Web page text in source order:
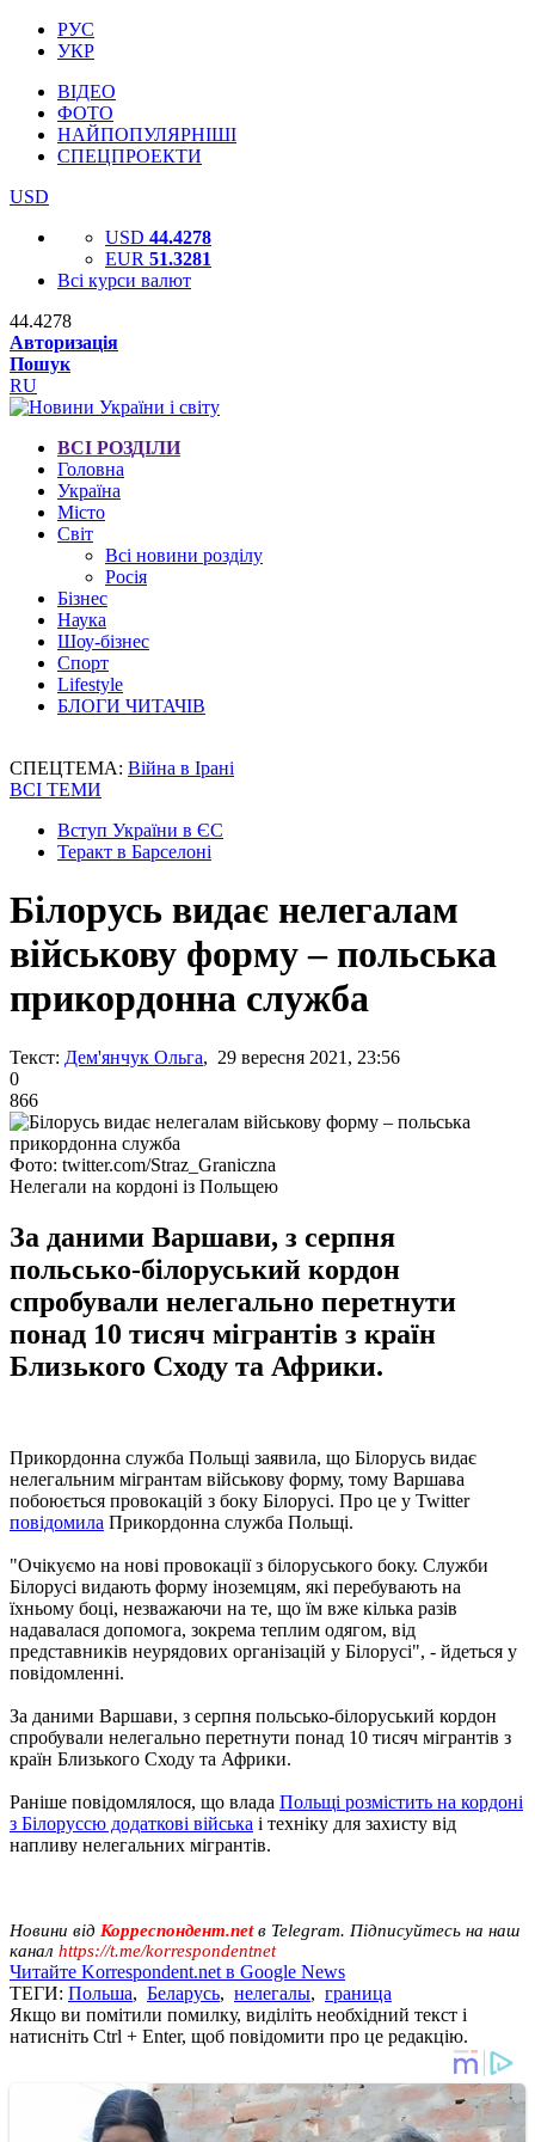
РУС
УКР
ВІДЕО
ФОТО
НАЙПОПУЛЯРНІШІ
СПЕЦПРОЕКТИ
USD
USD 44.4278
EUR 51.3281
Всі курси валют
44.4278
Авторизація
Пошук
RU
ВСІ РОЗДІЛИ
Головна
Україна
Місто
Світ
Всі новини розділу
Росія
Бізнес
Наука
Шоу-бізнес
Спорт
Lifestyle
БЛОГИ ЧИТАЧІВ
СПЕЦТЕМА: Війна в Ірані
ВСІ ТЕМИ
Вступ України в ЄС
Теракт в Барселоні
Білорусь видає нелегалам
військову форму – польська
прикордонна служба
Текст: Дем'янчук Ольга, 29 вересня 2021, 23:56
0
866
Фото: twitter.com/Straz_Graniczna
Нелегали на кордоні із Польщею
За даними Варшави, з серпня
польсько-білоруський кордон
спробували нелегально перетнути
понад 10 тисяч мігрантів з країн
Близького Сходу та Африки.
Прикордонна служба Польщі заявила, що Білорусь видає
нелегальним мігрантам військову форму, тому Варшава
побоюється провокацій з боку Білорусі. Про це у Twitter
повідомила Прикордонна служба Польщі.
"Очікуємо на нові провокації з білоруського боку. Служби
Білорусі видають форму іноземцям, які перебувають на
їхньому боці, незважаючи на те, що їм вже кілька разів
надавалася допомога, зокрема теплим одягом, від
представників неурядових організацій у Білорусі", - йдеться у
повідомленні.
За даними Варшави, з серпня польсько-білоруський кордон
спробували нелегально перетнути понад 10 тисяч мігрантів з
країн Близького Сходу та Африки.
Раніше повідомлялося, що влада Польщі розмістить на кордоні
з Білоруссю додаткові війська і техніку для захисту від
напливу нелегальних мігрантів.
Новини від Корреспондент.netв Telegram. Підписуйтесь на наш
канал https://t.me/korrespondentnet
Читайте Korrespondent.net в Google News
ТЕГИ: Польша, Беларусь, нелегалы, граница
Якщо ви помітили помилку, виділіть необхідний текст і
натисніть Ctrl + Enter, щоб повідомити про це редакцію.